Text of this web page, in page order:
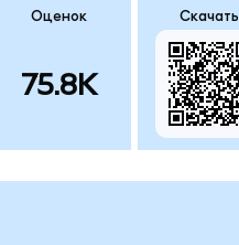
Оценок
75.8K
Скачать